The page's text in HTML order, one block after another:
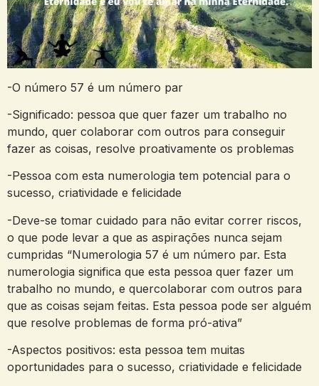
-O número 57 é um número par
-Significado: pessoa que quer fazer um trabalho no
mundo, quer colaborar com outros para conseguir
fazer as coisas, resolve proativamente os problemas
-Pessoa com esta numerologia tem potencial para o
sucesso, criatividade e felicidade
-Deve-se tomar cuidado para não evitar correr riscos,
o que pode levar a que as aspirações nunca sejam
cumpridas “Numerologia 57 é um número par. Esta
numerologia significa que esta pessoa quer fazer um
trabalho no mundo, e quercolaborar com outros para
que as coisas sejam feitas. Esta pessoa pode ser alguém
que resolve problemas de forma pró-ativa”
-Aspectos positivos: esta pessoa tem muitas
oportunidades para o sucesso, criatividade e felicidade